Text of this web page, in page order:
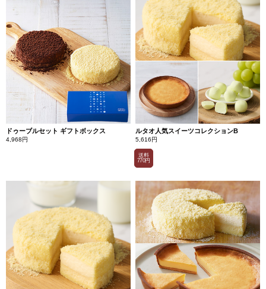
ドゥーブルセット ギフトボックス
4,968円
ルタオ人気スイーツコレクションB
5,616円
送料
770円